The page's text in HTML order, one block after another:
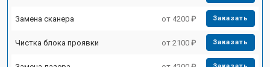
Замена сканера от 4200 ₽ Заказать
Чистка блока проявки от 2100 ₽ Заказать